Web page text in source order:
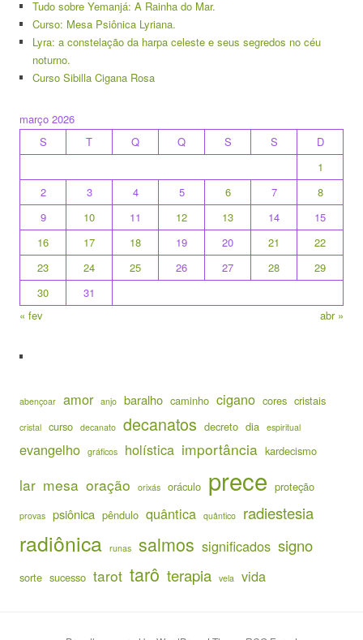
Tudo sobre Yemanjá: A Rainha do Mar.
Curso: Mesa Psiônica Lyriana.
Lyra: a constelação da harpa celeste e seus segredos no céu
noturno.
Curso Sibilla Cigana Rosa
março 2026
S
T Q Q S S
D
1
2
3 4 5 6 7
8
9
10 11 12 13 14
15
16
17 18 19 20 21
22
23
24 25 26 27 28
29
30
31
« fev
abr »
abençoar amor anjo baralho caminho cigano cores cristais
cristal curso decanato decanatos decreto dia espiritual
evangelho gráficos holística importância kardecismo
lar mesa oração orixás oráculo prece proteção
provas psiônica pêndulo quântica quântico radiestesia
radiônica runas salmos significados signo
sorte sucesso tarot tarô terapia vela vida